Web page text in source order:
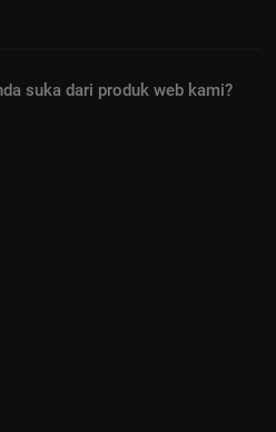
suka dari produk web kami?